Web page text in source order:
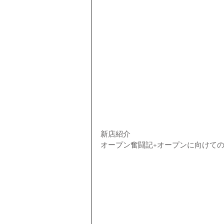
新店紹介
オープン奮闘記+オープンに向けて